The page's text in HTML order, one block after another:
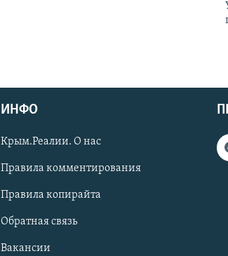
ИНФО
Крым.Реалии. О нас
Правила комментирования
Правила копирайта
Обратная связь
Вакансии